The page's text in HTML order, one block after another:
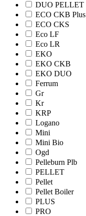
DUO PELLET
ECO CKB Plus
ECO CKS
Eco LF
Eco LR
EKO
EKO CKB
EKO DUO
Ferrum
Gr
Kr
KRP
Logano
Mini
Mini Bio
Ogd
Pelleburn Plb
PELLET
Pellet
Pellet Boiler
PLUS
PRO